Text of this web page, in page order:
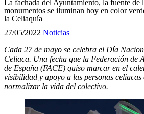
La fachada del Ayuntamiento, la fuente de
monumentos se iluminan hoy en color
la Celiaquía
27/05/2022 Noticias
Cada 27 de mayo se celebra el Día
Celiaca. Una fecha que la Federación de
de España (FACE) quiso marcar en el
visibilidad y apoyo a las personas
normalizar la vida del colectivo.